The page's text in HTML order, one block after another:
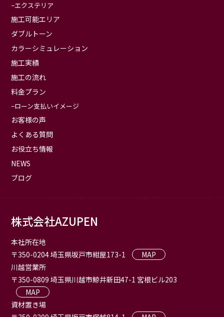
エクステリア
施工可能エリア
ダブルトーン
カラーシミュレーション
施工実績
施工の流れ
料金プラン
ローン支払いイメージ
お客様の声
よくある質問
お役立ち情報
NEWS
ブログ
株式会社AZUPEN
本社所在地
〒350-0204 埼玉県坂戸市紺屋173-1
MAP
川越営業所
〒350-0809 埼玉県川越市鯨井新田47-1 宮根ビル203
MAP
資材置き場